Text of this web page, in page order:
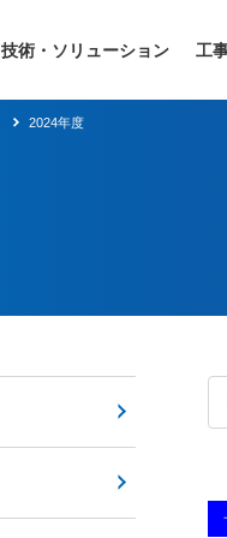
技術・ソリューション 工
2024年度